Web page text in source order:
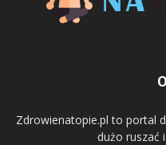
Zdrowienatopie.pl to portal
dużo ruszać